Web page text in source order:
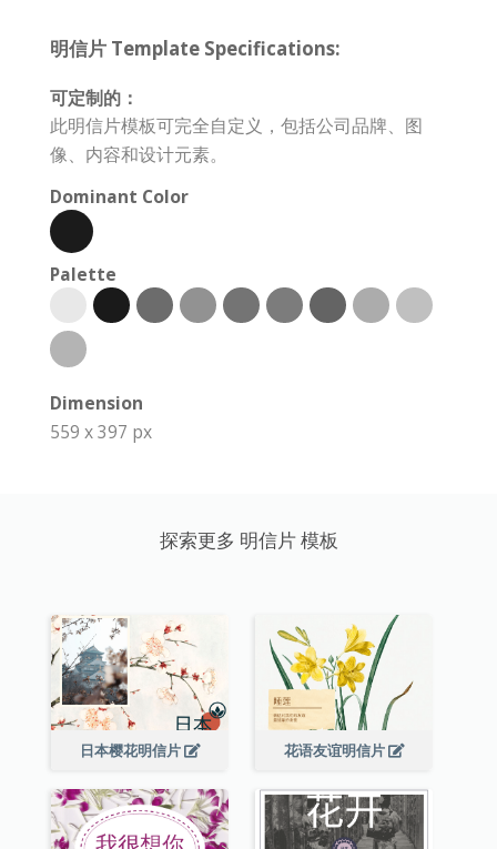
明信片 Template Specifications:
可定制的：
此明信片模板可完全自定义，包括公司品牌、图
像、内容和设计元素。
Dominant Color
Palette
Dimension
559 x 397 px
探索更多 明信片 模板
日本樱花明信片 花语友谊明信片